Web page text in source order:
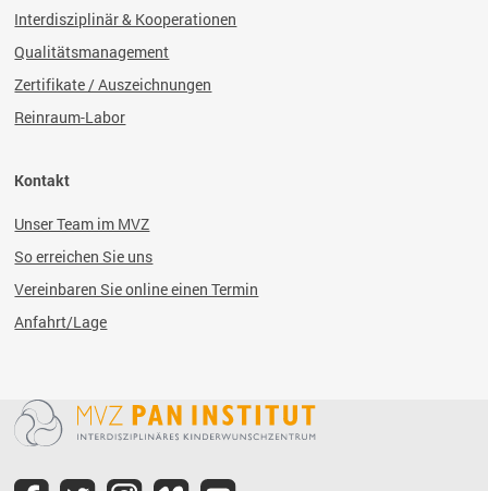
Interdisziplinär & Kooperationen
Qualitätsmanagement
Zertifikate / Auszeichnungen
Reinraum-Labor
Kontakt
Unser Team im MVZ
So erreichen Sie uns
Vereinbaren Sie online einen Termin
Anfahrt/Lage